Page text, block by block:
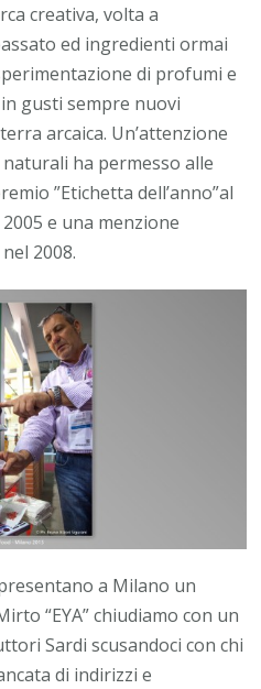
creativa, volta a
ed ingredienti ormai
di profumi e
gusti sempre nuovi
arcaica. Un’attenzione
ha permesso alle
”Etichetta dell’anno”al
e una menzione
2008.
a Milano un
“EYA” chiudiamo con un
Sardi scusandoci con chi
di indirizzi e